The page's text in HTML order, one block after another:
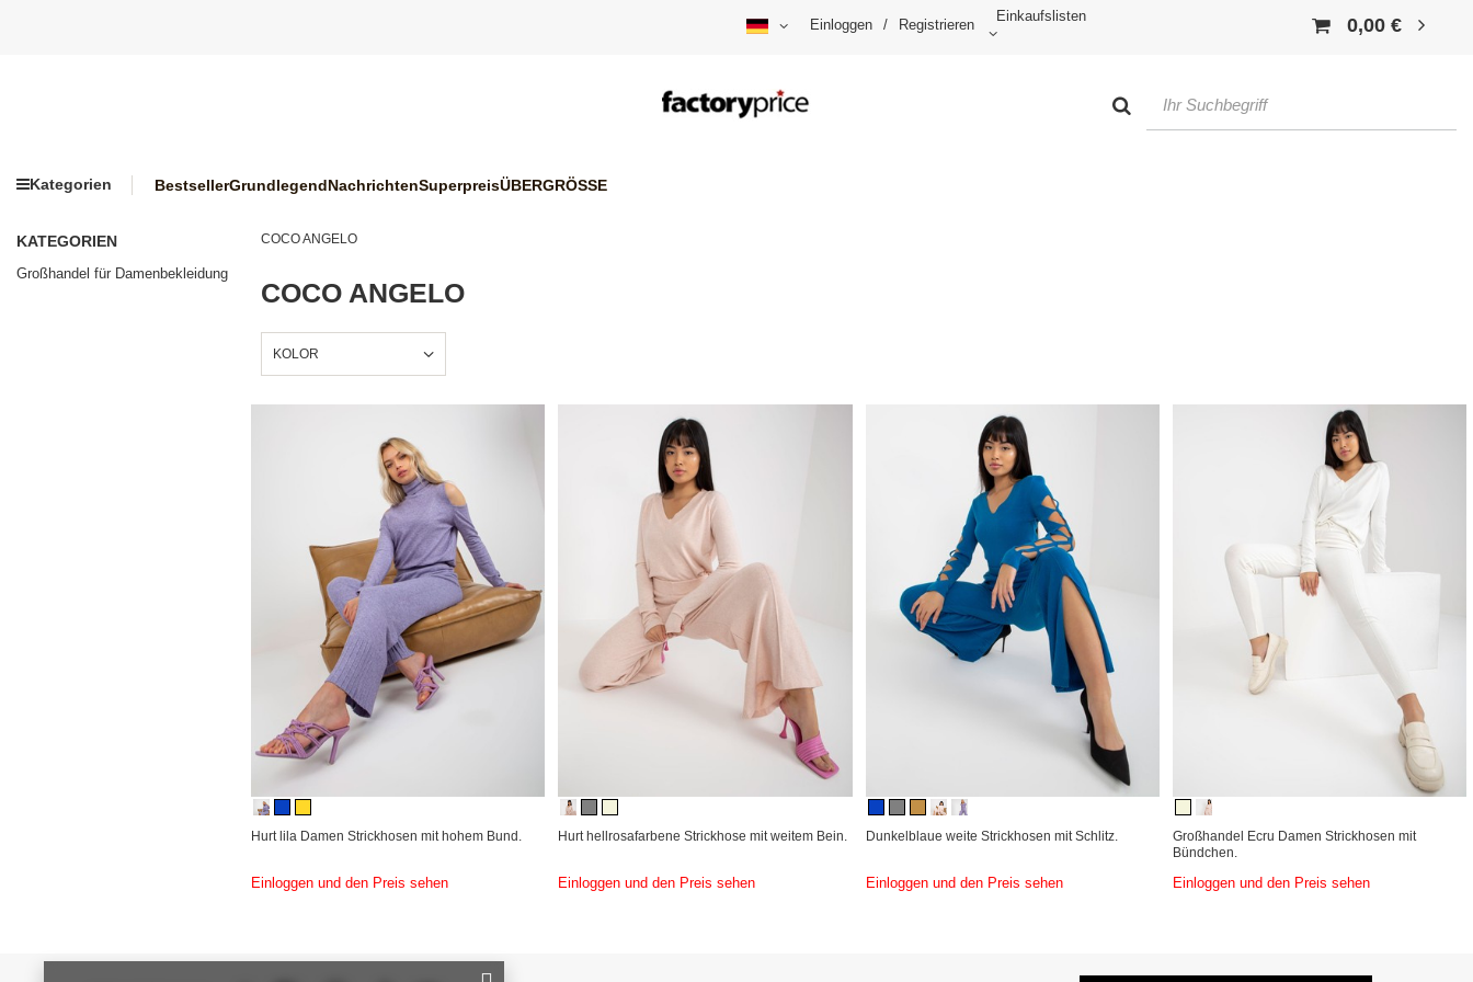
Einloggen / Registrieren
Einkaufslisten 0,00 €
Kategorien BestsellerGrundlegendNachrichtenSuperpreisÜBERGRÖSSE
KATEGORIEN
Großhandel für Damenbekleidung
COCO ANGELO
COCO ANGELO
KOLOR
Hurt lila Damen Strickhosen mit hohem Bund.
Einloggen und den Preis sehen
Hurt hellrosafarbene Strickhose mit weitem Bein.
Einloggen und den Preis sehen
Dunkelblaue weite Strickhosen mit Schlitz.
Einloggen und den Preis sehen
Großhandel Ecru Damen Strickhosen mit
Bündchen.
Einloggen und den Preis sehen